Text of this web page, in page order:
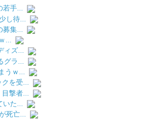
若手...
し待...
集...
...
ィズ...
ラ...
うｗ...
クを受...
撃者...
た...
死亡...